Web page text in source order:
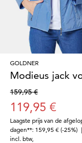
GOLDNER
Modieus jack
159,95 €
119,95 €
Laagste prijs van de
dagen**: 159,95 € (-25%) |
incl. btw,